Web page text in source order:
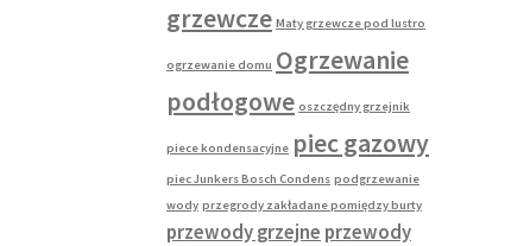
grzewcze Maty grzewcze pod lustro
ogrzewanie domu Ogrzewanie
podłogowe oszczędny grzejnik
piece kondensacyjne piec gazowy
piec Junkers Bosch Condens podgrzewanie
wody przegrody zakładane pomiędzy burty
przewody grzejne przewody